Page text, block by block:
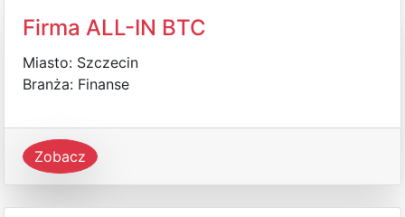
Firma ALL-IN BTC
Miasto: Szczecin
Branża: Finanse
Zobacz